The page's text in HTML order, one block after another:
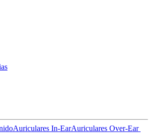
Auriculares In-EarAuriculares Over-Ear